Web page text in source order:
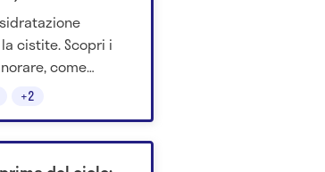
+2
cistite. Scopri i
come
la scienza sul